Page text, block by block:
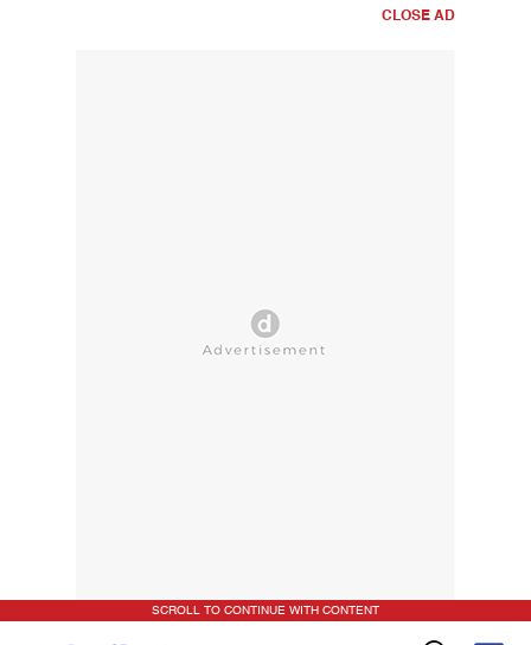
CLOSE AD
SCROLL TO CONTINUE WITH CONTENT